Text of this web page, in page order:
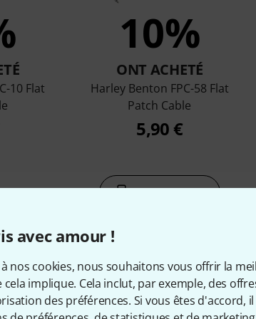
avec amour !
à nos cookies, nous souhaitons vous offrir la
cela implique. Cela inclut, par exemple, des
des préférences. Si vous êtes d'accord,
10 Flat
10%
ONT ACHETÉ
Harley Benton FPC-58 Flat
Patch Cable
5,90 €
Comparer